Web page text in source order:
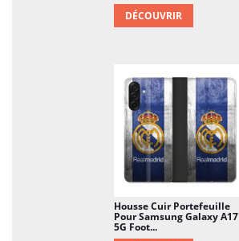
DÉCOUVRIR
Housse Cuir Portefeuille
Pour Samsung Galaxy A17
5G Foot...